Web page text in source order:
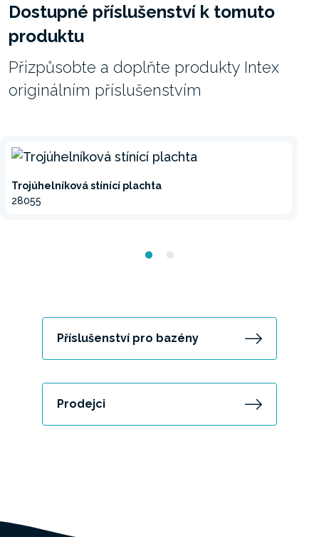
Dostupné příslušenství k tomuto
produktu
Přizpůsobte a doplňte produkty Intex
originálním příslušenstvím
Trojúhelníková stínící plachta
28055
Příslušenství pro bazény
Prodejci